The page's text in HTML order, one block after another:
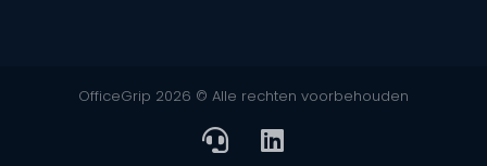
OfficeGrip 2026 © Alle rechten voorbehouden